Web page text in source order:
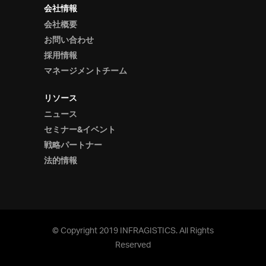
会社情報
会社概要
お問い合わせ
採用情報
マネージメントチーム
リソース
ニュース
セミナー&イベント
戦略パートナー
法的情報
© Copyright 2019 INFRAGISTICS. All Rights
Reserved